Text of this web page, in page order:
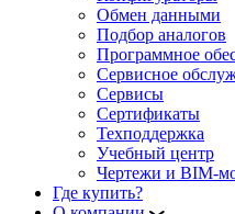
Обмен данными
Подбор аналогов
Программное
Сервисное
Сервисы
Сертификаты
Техподдержка
Учебный центр
Чертежи и BIM-
Где купить?